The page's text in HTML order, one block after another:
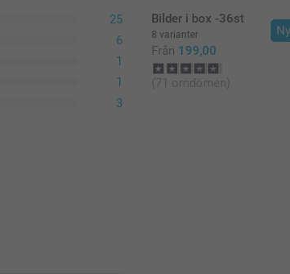
25
6
1
1
3
Bilder i box -36st
8 varianter
Från 199,00
(71 omdömen)